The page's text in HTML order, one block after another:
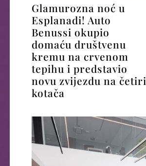
Glamurozna noć u
Esplanadi! Auto
Benussi okupio
domaću društvenu
kremu na crvenom
tepihu i predstavio
novu zvijezdu na četiri
kotača